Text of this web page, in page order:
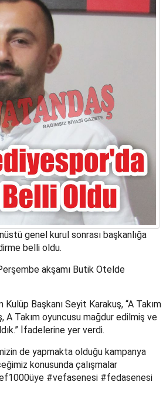
genel kurul sonrası başkanlığa
belli oldu.
akşamı Butik Otelde
Başkanı Seyit Karakuş, “A Takım
A Takım oyuncusu mağdur edilmiş ve
İfadelerine yer verdi.
de yapmakta olduğu kampanya
konusunda çalışmalar
#vefasenesi #fedasenesi